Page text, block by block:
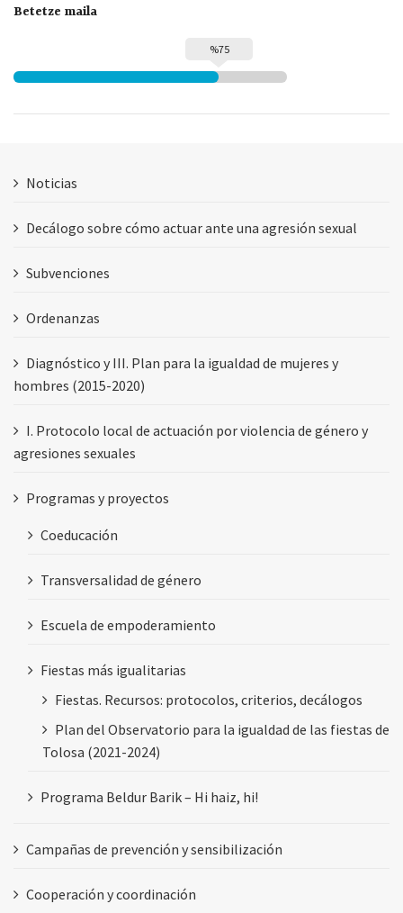
Betetze maila
%75
Noticias
Decálogo sobre cómo actuar ante una agresión sexual
Subvenciones
Ordenanzas
Diagnóstico y III. Plan para la igualdad de mujeres y
hombres (2015-2020)
I. Protocolo local de actuación por violencia de género y
agresiones sexuales
Programas y proyectos
Coeducación
Transversalidad de género
Escuela de empoderamiento
Fiestas más igualitarias
Fiestas. Recursos: protocolos, criterios, decálogos
Plan del Observatorio para la igualdad de las fiestas de
Tolosa (2021-2024)
Programa Beldur Barik – Hi haiz, hi!
Campañas de prevención y sensibilización
Cooperación y coordinación